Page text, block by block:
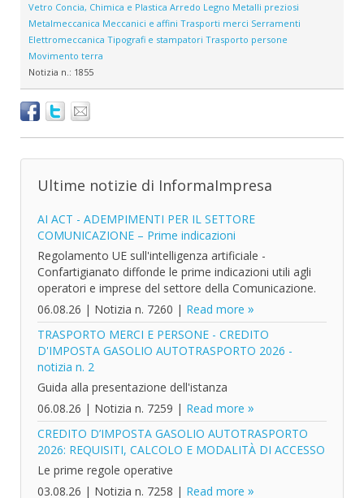
Vetro Concia, Chimica e Plastica Arredo Legno Metalli preziosi
Metalmeccanica Meccanici e affini Trasporti merci Serramenti
Elettromeccanica Tipografi e stampatori Trasporto persone
Movimento terra
Notizia n.: 1855
Ultime notizie di InformaImpresa
AI ACT - ADEMPIMENTI PER IL SETTORE
COMUNICAZIONE – Prime indicazioni
Regolamento UE sull'intelligenza artificiale -
Confartigianato diffonde le prime indicazioni utili agli
operatori e imprese del settore della Comunicazione.
06.08.26 | Notizia n. 7260 | Read more
TRASPORTO MERCI E PERSONE - CREDITO
D'IMPOSTA GASOLIO AUTOTRASPORTO 2026 -
notizia n. 2
Guida alla presentazione dell'istanza
06.08.26 | Notizia n. 7259 | Read more
CREDITO D’IMPOSTA GASOLIO AUTOTRASPORTO
2026: REQUISITI, CALCOLO E MODALITÀ DI ACCESSO
Le prime regole operative
03.08.26 | Notizia n. 7258 | Read more